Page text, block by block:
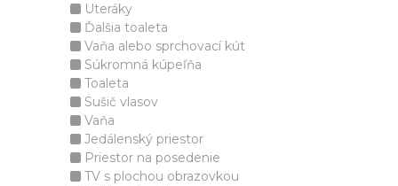
Uteráky
Ďalšia toaleta
Vaňa alebo sprchovací kút
Súkromná kúpeľňa
Toaleta
Sušič vlasov
Vaňa
Jedálenský priestor
Priestor na posedenie
TV s plochou obrazovkou